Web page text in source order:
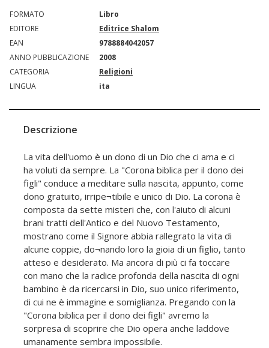
FORMATO
Libro
EDITORE
Editrice Shalom
EAN
9788884042057
ANNO PUBBLICAZIONE
2008
CATEGORIA
Religioni
LINGUA
ita
Descrizione
La vita dell'uomo è un dono di un Dio che ci ama e ci
ha voluti da sempre. La "Corona biblica per il dono dei
figli" conduce a meditare sulla nascita, appunto, come
dono gratuito, irripe¬tibile e unico di Dio. La corona è
composta da sette misteri che, con l'aiuto di alcuni
brani tratti dell'Antico e del Nuovo Testamento,
mostrano come il Signore abbia rallegrato la vita di
alcune coppie, do¬nando loro la gioia di un figlio, tanto
atteso e desiderato. Ma ancora di più ci fa toccare
con mano che la radice profonda della nascita di ogni
bambino è da ricercarsi in Dio, suo unico riferimento,
di cui ne è immagine e somiglianza. Pregando con la
"Corona biblica per il dono dei figli" avremo la
sorpresa di scoprire che Dio opera anche laddove
umanamente sembra impossibile.